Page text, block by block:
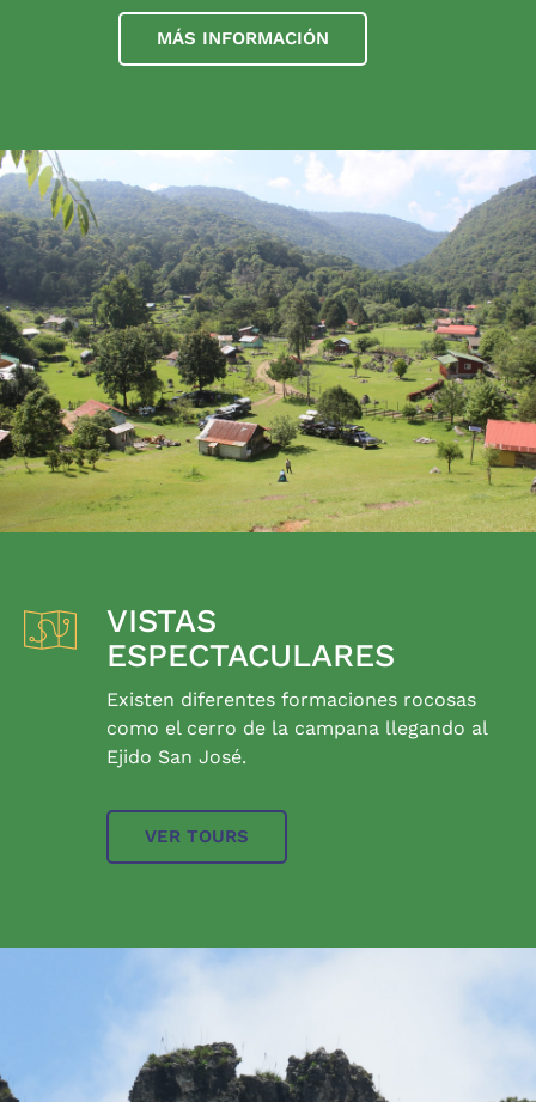
MÁS INFORMACIÓN
VISTAS
ESPECTACULARES
Existen diferentes formaciones rocosas
como el cerro de la campana llegando al
Ejido San José.
VER TOURS